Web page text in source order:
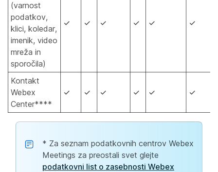
(varnost
podatkov,
klici, koledar,
imenik, video
mreža in
sporočila)
✓ ✓ ✓ ✓ ✓ ✓
Kontakt
Webex
Center****
✓ ✓ ✓ ✓ ✓ ✓
* Za seznam podatkovnih centrov Webex
Meetings za preostali svet glejte
podatkovni list o zasebnosti Webex